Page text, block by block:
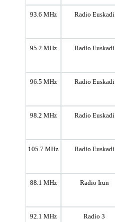
93.6 MHz Radio Euskadi
95.2 MHz Radio Euskadi
96.5 MHz Radio Euskadi
98.2 MHz Radio Euskadi
105.7 MHz Radio Euskadi
88.1 MHz Radio Irun
92.1 MHz Radio 3